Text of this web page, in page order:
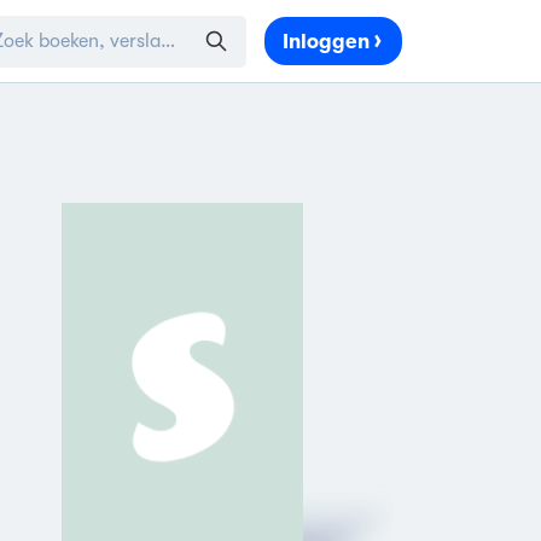
Inloggen